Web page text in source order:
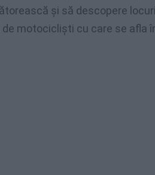
și să descopere
de motocicliști cu care se afla